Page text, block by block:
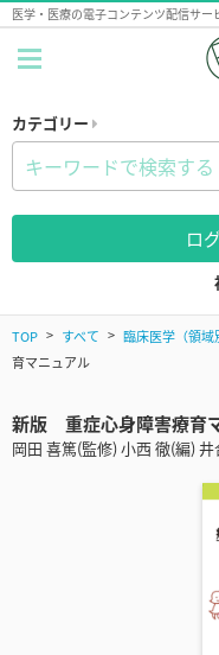
医学・医療の電子コンテンツ配信サー
カテゴリー
ロ
TOP すべて 臨床医学（領域
育マニュアル
新版 重症心身障害療育
岡田 喜篤(監修) 小西 徹(編)